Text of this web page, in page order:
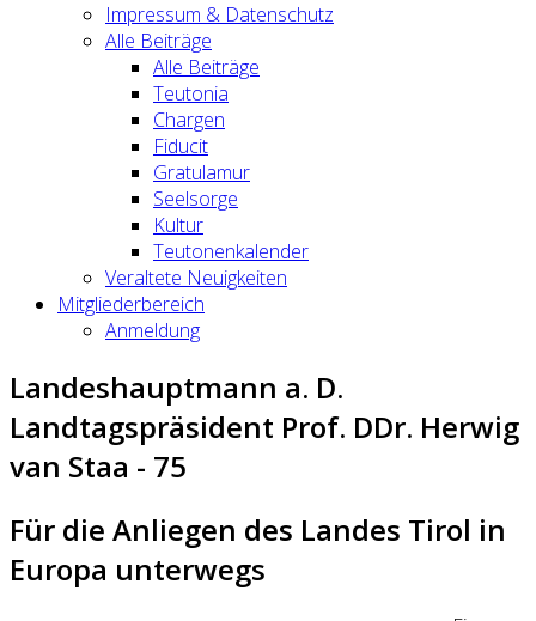
Impressum & Datenschutz
Alle Beiträge
Alle Beiträge
Teutonia
Chargen
Fiducit
Gratulamur
Seelsorge
Kultur
Teutonenkalender
Veraltete Neuigkeiten
Mitgliederbereich
Anmeldung
Landeshauptmann a. D.
Landtagspräsident Prof. DDr. Herwig
van Staa - 75
Für die Anliegen des Landes Tirol in
Europa unterwegs